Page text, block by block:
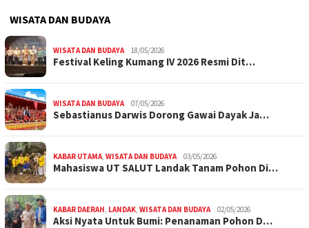
WISATA DAN BUDAYA
WISATA DAN BUDAYA 18/05/2026
Festival Keling Kumang IV 2026 Resmi Dit…
WISATA DAN BUDAYA 07/05/2026
Sebastianus Darwis Dorong Gawai Dayak Ja…
KABAR UTAMA, WISATA DAN BUDAYA 03/05/2026
Mahasiswa UT SALUT Landak Tanam Pohon Di…
KABAR DAERAH, LANDAK, WISATA DAN BUDAYA 02/05/2026
Aksi Nyata Untuk Bumi: Penanaman Pohon D…